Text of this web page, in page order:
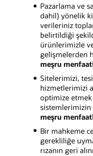
Pazarlama ve
dahil) yönelik
verileriniz
belirtildiği
ürünlerimizle
gelişmelerden
meşru
Sitelerimizi,
hizmetlerimizi
optimize etmek
meşru
Bir mahkeme
gerekliliğe
rızanın geri